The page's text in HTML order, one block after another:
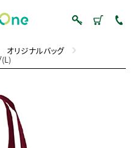
オリジナルバッグ
(L)